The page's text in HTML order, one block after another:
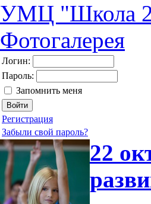
УМЦ "Школа
Фотогалерея
Логин:
Пароль:
Запомнить меня
Регистрация
Забыли свой пароль?
22